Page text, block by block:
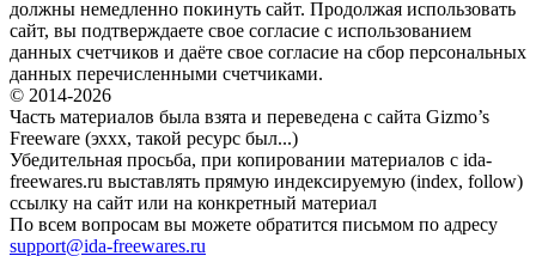
должны немедленно покинуть сайт. Продолжая использовать
сайт, вы подтверждаете свое согласие с использованием
данных счетчиков и даёте свое согласие на сбор персональных
данных перечисленными счетчиками.
© 2014-2026
Часть материалов была взята и переведена с сайта Gizmo’s
Freeware (эххх, такой ресурс был...)
Убедительная просьба, при копировании материалов с ida-
freewares.ru выставлять прямую индексируемую (index, follow)
ссылку на сайт или на конкретный материал
По всем вопросам вы можете обратится письмом по адресу
support@ida-freewares.ru